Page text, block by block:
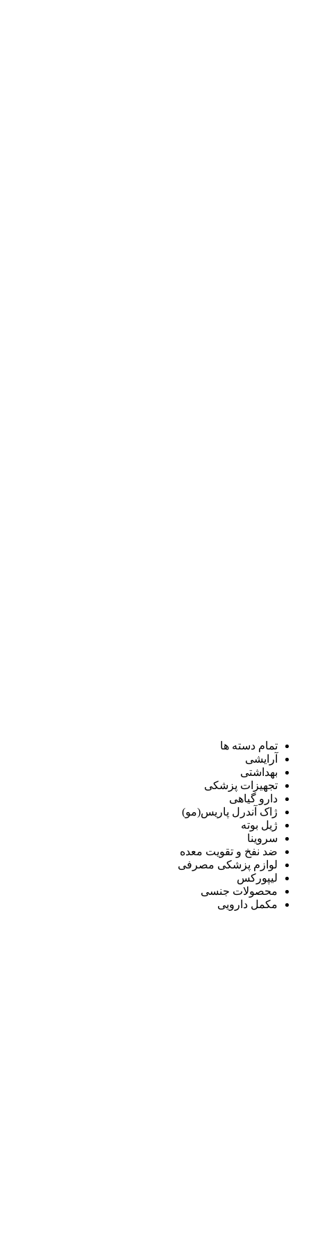
تمام دسته ها
آرایشی
بهداشتی
تجهیزات پزشکی
دارو گیاهی
ژاک آندرل پاریس(مو)
ژیل بوته
سروینا
ضد نفخ و تقویت معده
لوازم پزشکی مصرفی
لیپورکس
محصولات جنسی
مکمل دارویی